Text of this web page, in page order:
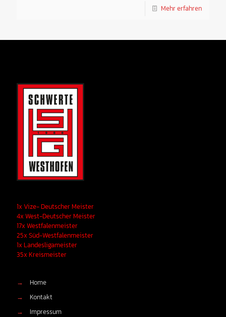
Mehr erfahren
1x Vize- Deutscher Meister
4x West-Deutscher Meister
17x Westfalenmeister
25x Süd-Westfalenmeister
1x Landesligameister
35x Kreismeister
→
Home
→
Kontakt
→
Impressum